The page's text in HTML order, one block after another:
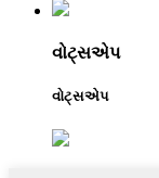
વોટ્સએપ
વોટ્સએપ